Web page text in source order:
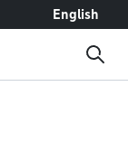
English